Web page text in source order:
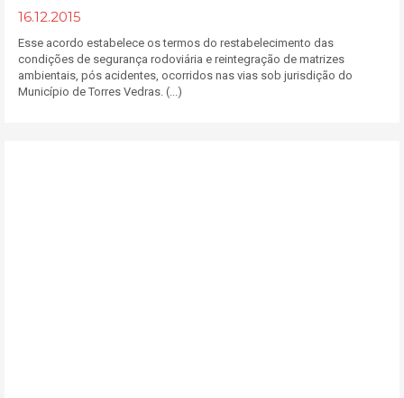
16.12.2015
Esse acordo estabelece os termos do restabelecimento das
condições de segurança rodoviária e reintegração de matrizes
ambientais, pós acidentes, ocorridos nas vias sob jurisdição do
Município de Torres Vedras. (...)